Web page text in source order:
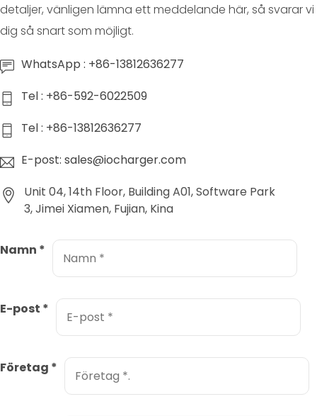
detaljer, vänligen lämna ett meddelande här, så svarar vi
dig så snart som möjligt.
WhatsApp : +86-13812636277
Tel : +86-592-6022509
Tel : +86-13812636277
E-post: sales@iocharger.com
Unit 04, 14th Floor, Building A01, Software Park
3, Jimei Xiamen, Fujian, Kina
Namn *
E-post *
Företag *